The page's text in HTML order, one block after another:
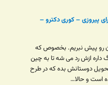
برای پیروزی – کوری دکترو –
رو پیش نبریم. بخصوص که
ازش رد می شه تا به چین
دوستانش بده که در طرح
است و حالا…